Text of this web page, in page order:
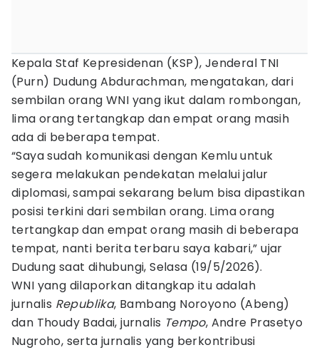
Kepala Staf Kepresidenan (KSP), Jenderal TNI
(Purn) Dudung Abdurachman, mengatakan, dari
sembilan orang WNI yang ikut dalam rombongan,
lima orang tertangkap dan empat orang masih
ada di beberapa tempat.
“Saya sudah komunikasi dengan Kemlu untuk
segera melakukan pendekatan melalui jalur
diplomasi, sampai sekarang belum bisa dipastikan
posisi terkini dari sembilan orang. Lima orang
tertangkap dan empat orang masih di beberapa
tempat, nanti berita terbaru saya kabari,” ujar
Dudung saat dihubungi, Selasa (19/5/2026).
WNI yang dilaporkan ditangkap itu adalah
jurnalis Republika, Bambang Noroyono (Abeng)
dan Thoudy Badai, jurnalis Tempo, Andre Prasetyo
Nugroho, serta jurnalis yang berkontribusi